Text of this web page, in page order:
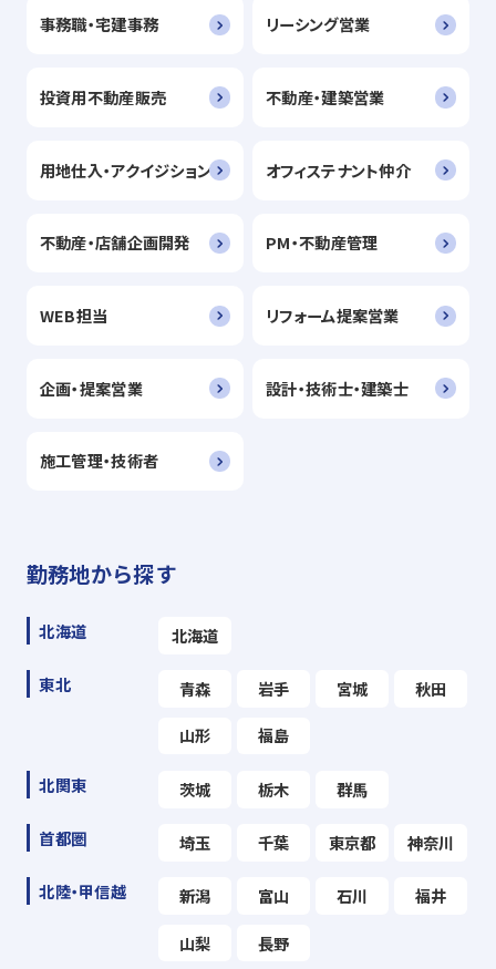
事務職・宅建事務 リーシング営業
投資用不動産販売 不動産・建築営業
用地仕入・アクイジション オフィステナント仲介
不動産・店舗企画開発 PM・不動産管理
WEB担当 リフォーム提案営業
企画・提案営業 設計・技術士・建築士
施工管理・技術者
勤務地から探す
北海道 北海道
東北 青森 岩手 宮城 秋田
山形 福島
北関東 茨城 栃木 群馬
首都圏 埼玉 千葉 東京都 神奈川
北陸・甲信越 新潟 富山 石川 福井
山梨 長野